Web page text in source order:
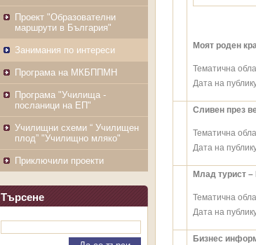
Проект "Образователни
маршрути в България"
Занимания по интереси
Програма на МКБППМН
Програма "Училища -
посланици на ЕП"
Училищни схеми “ Училищен
плод” "Училищно мляко"
Приключили проекти
Търсене
Моят роден
Тематична
Дата на
Сливен през
Тематична
Дата на
Млад турист
Тематична
Дата на
Бизнес